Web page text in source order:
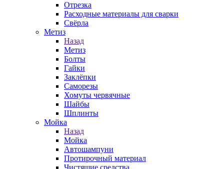
Отрезка
Расходные материалы для сварки
Свёрла
Метиз
Назад
Метиз
Болты
Гайки
Заклёпки
Саморезы
Хомуты червячные
Шайбы
Шплинты
Мойка
Назад
Мойка
Автошампуни
Протирочный материал
Чистящие средства